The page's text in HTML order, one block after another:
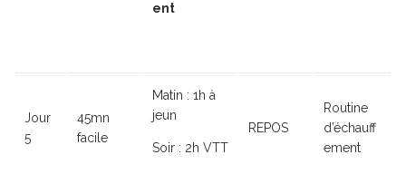
ent
Jour
5
45mn
facile
Matin : 1h à
jeun
Soir : 2h VTT
REPOS
Routine
d’échauff
ement